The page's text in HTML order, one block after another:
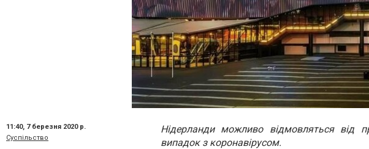
11:40, 7 березня 2020 р.
Суспільство
Нідерланди можливо відмовляться від
випадок з коронавірусом.